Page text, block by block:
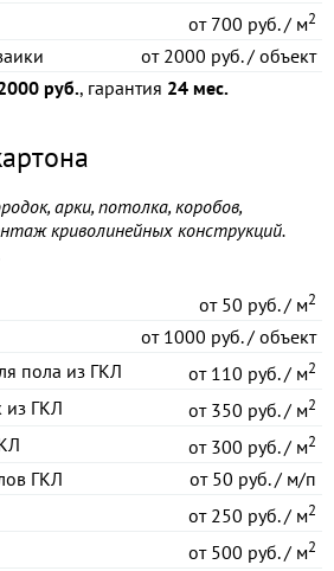
от700 руб. / м2
от2000 руб. / объект
руб., гарантия 24 мес.
арки, потолка, коробов,
криволинейных конструкций.
от50 руб. / м2
от1000 руб. / объект
пола из ГКЛ
от110 руб. / м2
из ГКЛ от350 руб. / м2
от300 руб. / м2
ГКЛ от50 руб. / м/п
от250 руб. / м2
от500 руб. / м2